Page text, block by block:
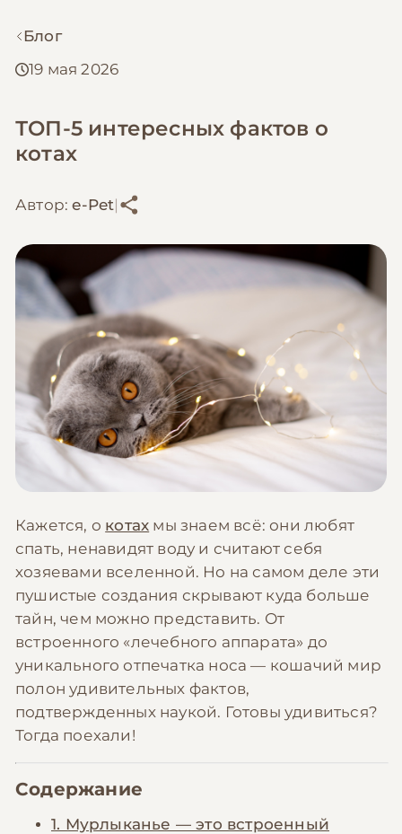
Блог
19 мая 2026
ТОП-5 интересных фактов о
котах
Автор:e-Pet|
Кажется, о котах мы знаем всё: они любят
спать, ненавидят воду и считают себя
хозяевами вселенной. Но на самом деле эти
пушистые создания скрывают куда больше
тайн, чем можно представить. От
встроенного «лечебного аппарата» до
уникального отпечатка носа — кошачий мир
полон удивительных фактов,
подтвержденных наукой. Готовы удивиться?
Тогда поехали!
Содержание
1. Мурлыканье — это встроенный